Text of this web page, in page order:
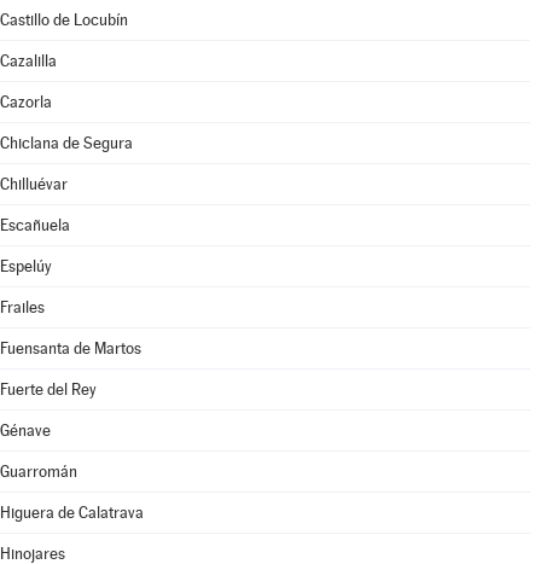
Castillo de Locubín
Cazalilla
Cazorla
Chiclana de Segura
Chilluévar
Escañuela
Espelúy
Frailes
Fuensanta de Martos
Fuerte del Rey
Génave
Guarromán
Higuera de Calatrava
Hinojares